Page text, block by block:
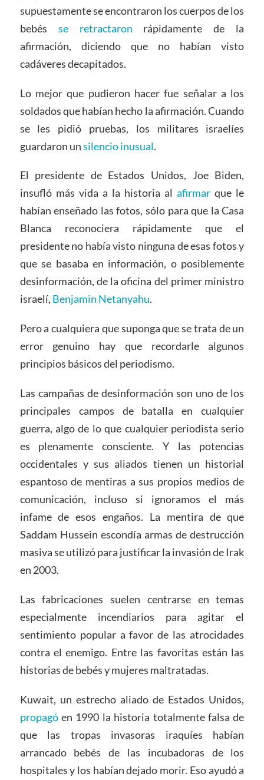
supuestamente se encontraron los cuerpos de los
bebés se retractaron rápidamente de la
afirmación, diciendo que no habían visto
cadáveres decapitados.
Lo mejor que pudieron hacer fue señalar a los
soldados que habían hecho la afirmación. Cuando
se les pidió pruebas, los militares israelíes
guardaron unsilencio inusual.
El presidente de Estados Unidos, Joe Biden,
insufló más vida a la historia alafirmar que le
habían enseñado las fotos, sólo para que la Casa
Blanca reconociera rápidamente que el
presidente no había visto ninguna de esas fotos y
que se basaba en información, o posiblemente
desinformación, de la oficina del primer ministro
israelí, Benjamin Netanyahu.
Pero a cualquiera que suponga que se trata de un
error genuino hay que recordarle algunos
principios básicos del periodismo.
Las campañas de desinformación son uno de los
principales campos de batalla en cualquier
guerra, algo de lo que cualquier periodista serio
es plenamente consciente. Y las potencias
occidentales y sus aliados tienen un historial
espantoso de mentiras a sus propios medios de
comunicación, incluso si ignoramos el más
infame de esos engaños. La mentira de que
Saddam Hussein escondía armas de destrucción
masiva se utilizó para justificar la invasión de Irak
en 2003.
Las fabricaciones suelen centrarse en temas
especialmente incendiarios para agitar el
sentimiento popular a favor de las atrocidades
contra el enemigo. Entre las favoritas están las
historias de bebés y mujeres maltratadas.
Kuwait, un estrecho aliado de Estados Unidos,
propagóen 1990 la historia totalmente falsa de
que las tropas invasoras iraquíes habían
arrancado bebés de las incubadoras de los
hospitales y los habían dejado morir. Eso ayudó a